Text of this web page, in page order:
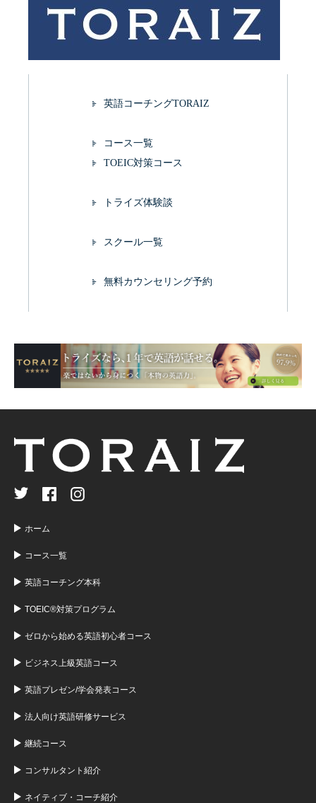
英語コーチングTORAIZ
コース一覧
TOEIC対策コース
トライズ体験談
スクール一覧
無料カウンセリング予約
ホーム
コース一覧
英語コーチング本科
TOEIC®対策プログラム
ゼロから始める英語初心者コース
ビジネス上級英語コース
英語プレゼン/学会発表コース
法人向け英語研修サービス
継続コース
コンサルタント紹介
ネイティブ・コーチ紹介